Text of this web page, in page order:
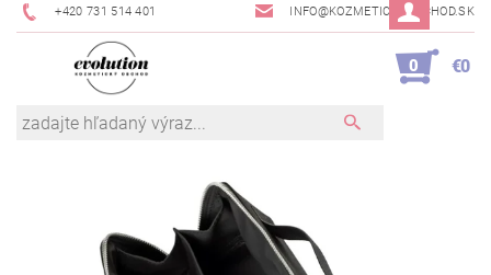
+420 731 514 401 INFO@KOZMETICKYOBCHOD.SK
0 €0